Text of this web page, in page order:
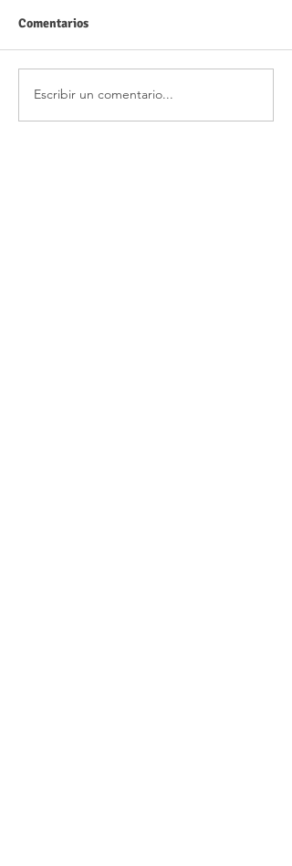
Comentarios
Escribir un comentario...